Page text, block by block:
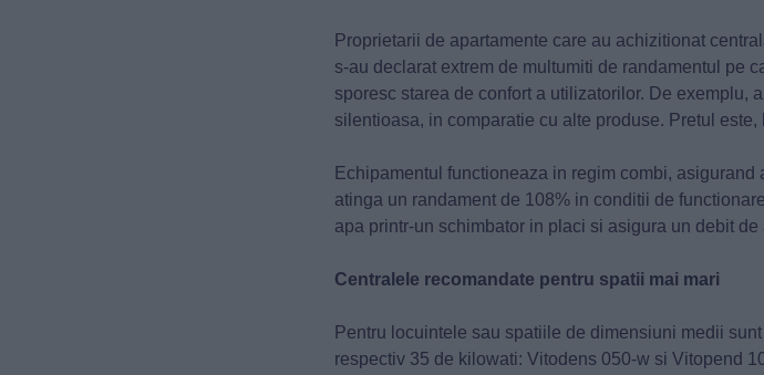
Proprietarii de apartamente care au achizitionat
s-au declarat extrem de multumiti de randamentul pe
sporesc starea de confort a utilizatorilor. De exemplu,
silentioasa, in comparatie cu alte produse. Pretul
Echipamentul functioneaza in regim combi,
atinga un randament de 108% in conditii de
apa printr-un schimbator in placi si asigura un debit
Centralele recomandate pentru spatii mai mari
Pentru locuintele sau spatiile de dimensiuni medii
respectiv 35 de kilowati: Vitodens 050-w si Vitopend